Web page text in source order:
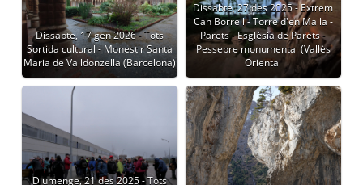
Dissabte, 17 gen 2026 - Tots
Sortida cultural - Monestir Santa
Maria de Valldonzella (Barcelona)
Dissabte, 27 des 2025 - Extrem
Can Borrell - Torre d'en Malla -
Parets - Església de Parets -
Pessebre monumental (Vallès
Oriental
Diumenge, 21 des 2025 - Tots